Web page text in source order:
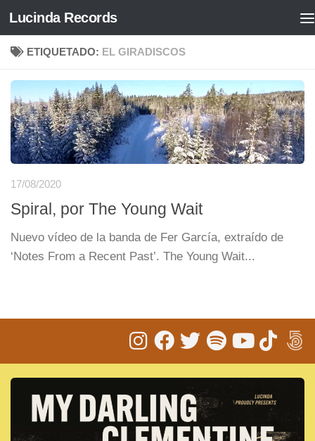
Saltar al contenido
Lucinda Records
ETIQUETADO: EL GIRADISCOS
17/08/2020
Spiral, por The Young Wait
Nuevo vídeo de la banda de Fer García, extraído de
‘Notes From a Recent Past’. The Young Wait...